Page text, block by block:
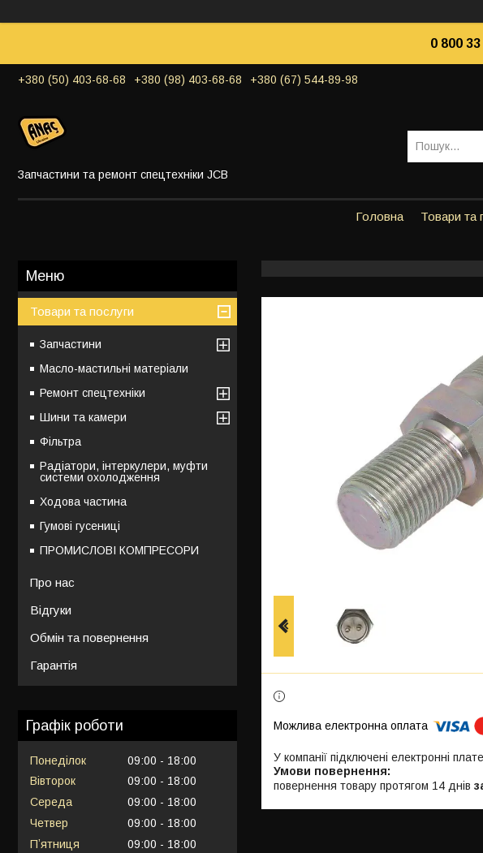
0 800
+380 (50) 403-68-68 +380 (98) 403-68-68 +380 (67) 544-89-98
Запчастини та ремонт спецтехніки JCB
Головна Товари та
У компанії підключені електронні
повернення товару протягом 14 днів
Товари та послуги
Запчастини
Масло-мастильні матеріали
Ремонт спецтехніки
Шини та камери
Фільтра
Радіатори, інтеркулери, муфти
системи охолодження
Ходова частина
Гумові гусениці
ПРОМИСЛОВІ КОМПРЕСОРИ
Про нас
Відгуки
Обмін та повернення
Гарантія
Графік роботи
Понеділок 09:00
18:00
Вівторок
09:00
18:00
Середа
09:00
18:00
Четвер
09:00
18:00
Пʼятниця
09:00
18:00